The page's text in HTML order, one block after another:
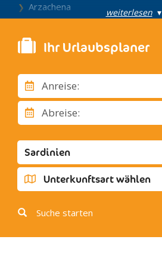
Arzachena
Barumini
Benetutti
Bonorva
Bosa
Budoni
Cagliari
Calasetta
Carbonia
Carloforte
Castelsardo
Codrongianos
Dolianova
weiterlesen▾
Ihr Urlaubsplaner
Anreise:
Abreise:
Sardinien
Unterkunftsart wählen
Suche starten